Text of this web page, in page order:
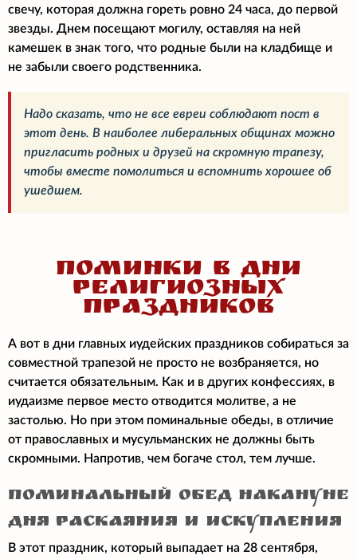
свечу, которая должна гореть ровно 24 часа, до первой
звезды. Днем посещают могилу, оставляя на ней
камешек в знак того, что родные были на кладбище и
не забыли своего родственника.
Надо сказать, что не все евреи соблюдают пост в
этот день. В наиболее либеральных общинах можно
пригласить родных и друзей на скромную трапезу,
чтобы вместе помолиться и вспомнить хорошее об
ушедшем.
ПОМИНКИ В ДНИ
РЕЛИГИОЗНЫХ
ПРАЗДНИКОВ
А вот в дни главных иудейских праздников собираться за
совместной трапезой не просто не возбраняется, но
считается обязательным. Как и в других конфессиях, в
иудаизме первое место отводится молитве, а не
застолью. Но при этом поминальные обеды, в отличие
от православных и мусульманских не должны быть
скромными. Напротив, чем богаче стол, тем лучше.
Поминальный обед накануне
Дня Раскаяния и Искупления
В этот праздник, который выпадает на 28 сентября,